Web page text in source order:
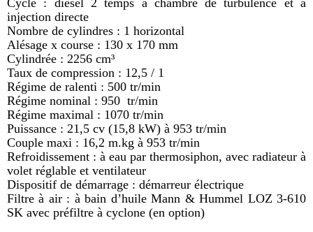
injection directe
Nombre de cylindres : 1 horizontal
Alésage x course : 130 x 170 mm
Cylindrée : 2256 cm³
Taux de compression : 12,5 / 1
Régime de ralenti : 500 tr/min
Régime nominal : 950 tr/min
Régime maximal : 1070 tr/min
Puissance : 21,5 cv (15,8 kW) à 953 tr/min
Couple maxi : 16,2 m.kg à 953 tr/min
Refroidissement : à eau par thermosiphon, avec radiateur à
volet réglable et ventilateur
Dispositif de démarrage : démarreur électrique
Filtre à air : à bain d’huile Mann & Hummel LOZ 3-610
SK avec préfiltre à cyclone (en option)